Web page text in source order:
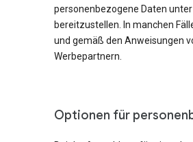
personenbezogene Daten
bereitzustellen. In manchen
und gemäß den Anweisungen
Werbepartnern.
Optionen für